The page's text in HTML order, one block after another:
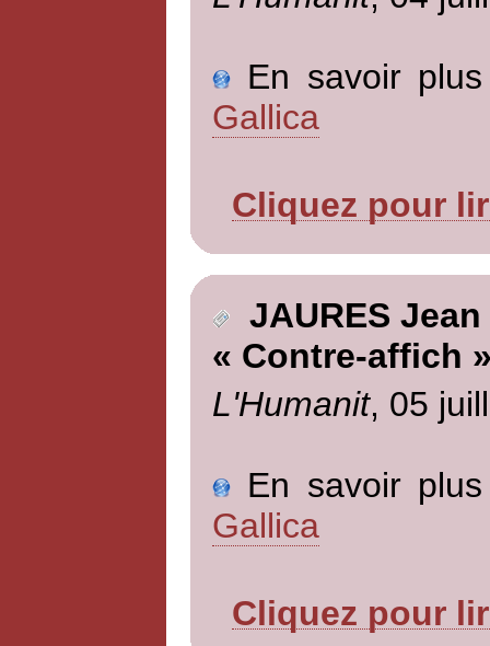
En savoir
Gallica
Cliquez pour
JAURES Jean
« Contre-affich
L'Humanit, 05
En savoir
Gallica
Cliquez pour